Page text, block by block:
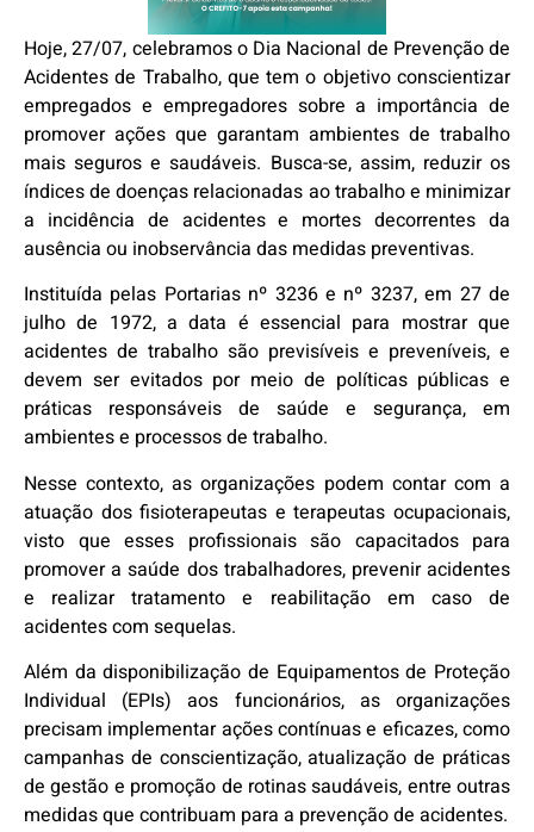
Hoje, 27/07, celebramos o Dia Nacional de Prevenção de
Acidentes de Trabalho, que tem o objetivo conscientizar
empregados e empregadores sobre a importância de
promover ações que garantam ambientes de trabalho
mais seguros e saudáveis. Busca-se, assim, reduzir os
índices de doenças relacionadas ao trabalho e minimizar
a incidência de acidentes e mortes decorrentes da
ausência ou inobservância das medidas preventivas.
Instituída pelas Portarias nº 3236 e nº 3237, em 27 de
julho de 1972, a data é essencial para mostrar que
acidentes de trabalho são previsíveis e preveníveis, e
devem ser evitados por meio de políticas públicas e
práticas responsáveis de saúde e segurança, em
ambientes e processos de trabalho.
Nesse contexto, as organizações podem contar com a
atuação dos fisioterapeutas e terapeutas ocupacionais,
visto que esses profissionais são capacitados para
promover a saúde dos trabalhadores, prevenir acidentes
e realizar tratamento e reabilitação em caso de
acidentes com sequelas.
Além da disponibilização de Equipamentos de Proteção
Individual (EPIs) aos funcionários, as organizações
precisam implementar ações contínuas e eficazes, como
campanhas de conscientização, atualização de práticas
de gestão e promoção de rotinas saudáveis, entre outras
medidas que contribuam para a prevenção de acidentes.